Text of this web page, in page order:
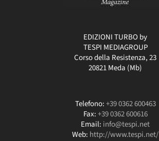
EDIZIONI TURBO by
TESPI MEDIAGROUP
Corso della Resistenza, 23
20821 Meda (Mb)
Telefono:+39 0362 600463
Fax:+39 0362 600616
Email: info@tespi.net
Web: http://www.tespi.net/